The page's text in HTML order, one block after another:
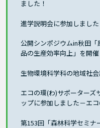
ました！
進学説明会に参加しました
公開シンポジウムin秋田
品の生産効率向上」を開
生物環境科学科の地域社
エコの環(わ)サポーターズ
ップに参加しました－エ
第153回「森林科学セミナ